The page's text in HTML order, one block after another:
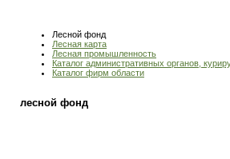
Лесной фонд
Лесная карта
Лесная промышленность
Каталог административных органов,
Каталог фирм области
лесной фонд